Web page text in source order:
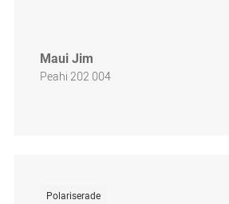
Maui Jim
Peahi 202 004
Polariserade